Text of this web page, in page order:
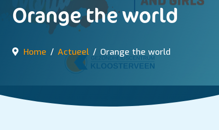
Orange the world
Home Actueel Orange the world